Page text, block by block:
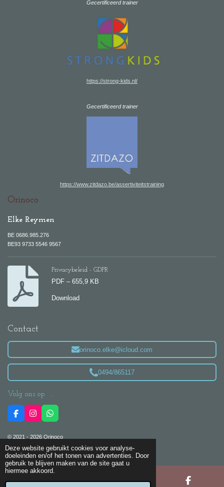
Deze website gebruikt cookies voor analyse-
doeleinden en/of het tonen van advertenties. Door
gebruik te blijven maken van de site gaat u
hiermee akkoord.
Gecertificeerd trainer
https://strong-kids.nl/
Gecertificeerd trainer
https://www.zitdazo.be/assertiviteitstraining
Orinoco
Elke Reymen
BE 0686.985.276
BE93 9733 5546 9567
Privacybeleid - GDPR
PDF – 655,9 KB
Download
Contact
orinoco.elke@icloud.com
0494/865117
Volg ons op ...
F
a
e
b
o
o
k
I
n
t
a
g
r
a
W
h
t
s
A
p
p
© 2021 - 2026 Orinoco
Powered byJouwWeb